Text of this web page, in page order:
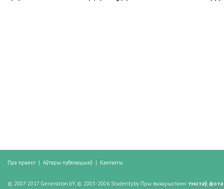
Пра праект | Аўтары публікацыяў | Кантакты
© 2007-2017 Generation.bY, © 2003-2006 Studenty.by. Пры выкарыстанні тэкстаў,фота